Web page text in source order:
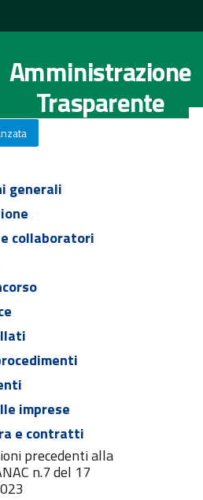
Amministrazione
Trasparente
generali
collaboratori
imprese
e contratti
precedenti alla
n.7 del 17